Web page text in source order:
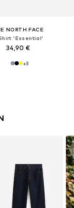
NORTH FACE
'Essential'
34,90 €
+3